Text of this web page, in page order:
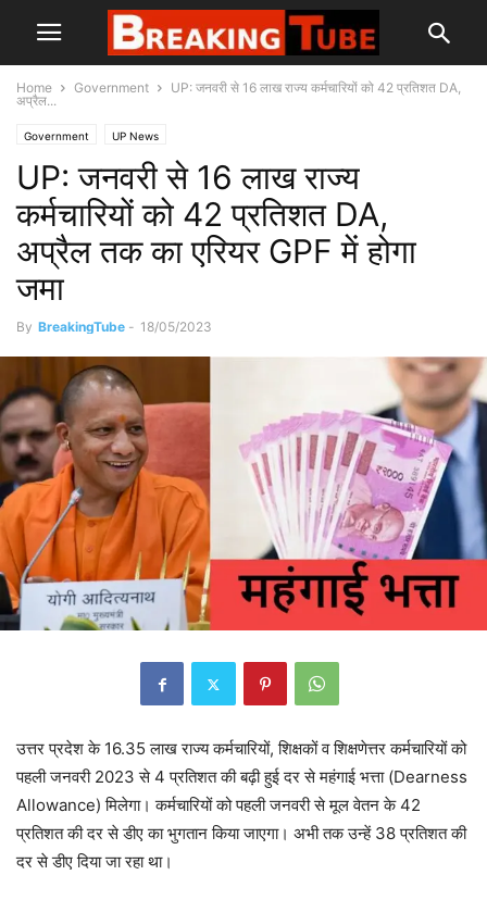
Home Government
UP: जनवरी से 16 लाख राज्य कर्मचारियों को 42 प्रतिशत DA,
अप्रैल...
Government UP News
UP: जनवरी से 16 लाख राज्य
कर्मचारियों को 42 प्रतिशत DA,
अप्रैल तक का एरियर GPF में होगा
जमा
By BreakingTube - 18/05/2023
उत्तर प्रदेश के 16.35 लाख राज्य कर्मचारियों, शिक्षकों व शिक्षणेत्तर कर्मचारियों को
पहली जनवरी 2023 से 4 प्रतिशत की बढ़ी हुई दर से महंगाई भत्ता (Dearness
Allowance) मिलेगा। कर्मचारियों को पहली जनवरी से मूल वेतन के 42
प्रतिशत की दर से डीए का भुगतान किया जाएगा। अभी तक उन्हें 38 प्रतिशत की
दर से डीए दिया जा रहा था।